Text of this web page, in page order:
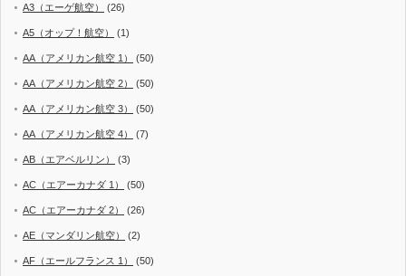
A3（エーゲ航空） (26)
A5（オップ！航空） (1)
AA（アメリカン航空 1） (50)
AA（アメリカン航空 2） (50)
AA（アメリカン航空 3） (50)
AA（アメリカン航空 4） (7)
AB（エアベルリン） (3)
AC（エアーカナダ 1） (50)
AC（エアーカナダ 2） (26)
AE（マンダリン航空） (2)
AF（エールフランス 1） (50)